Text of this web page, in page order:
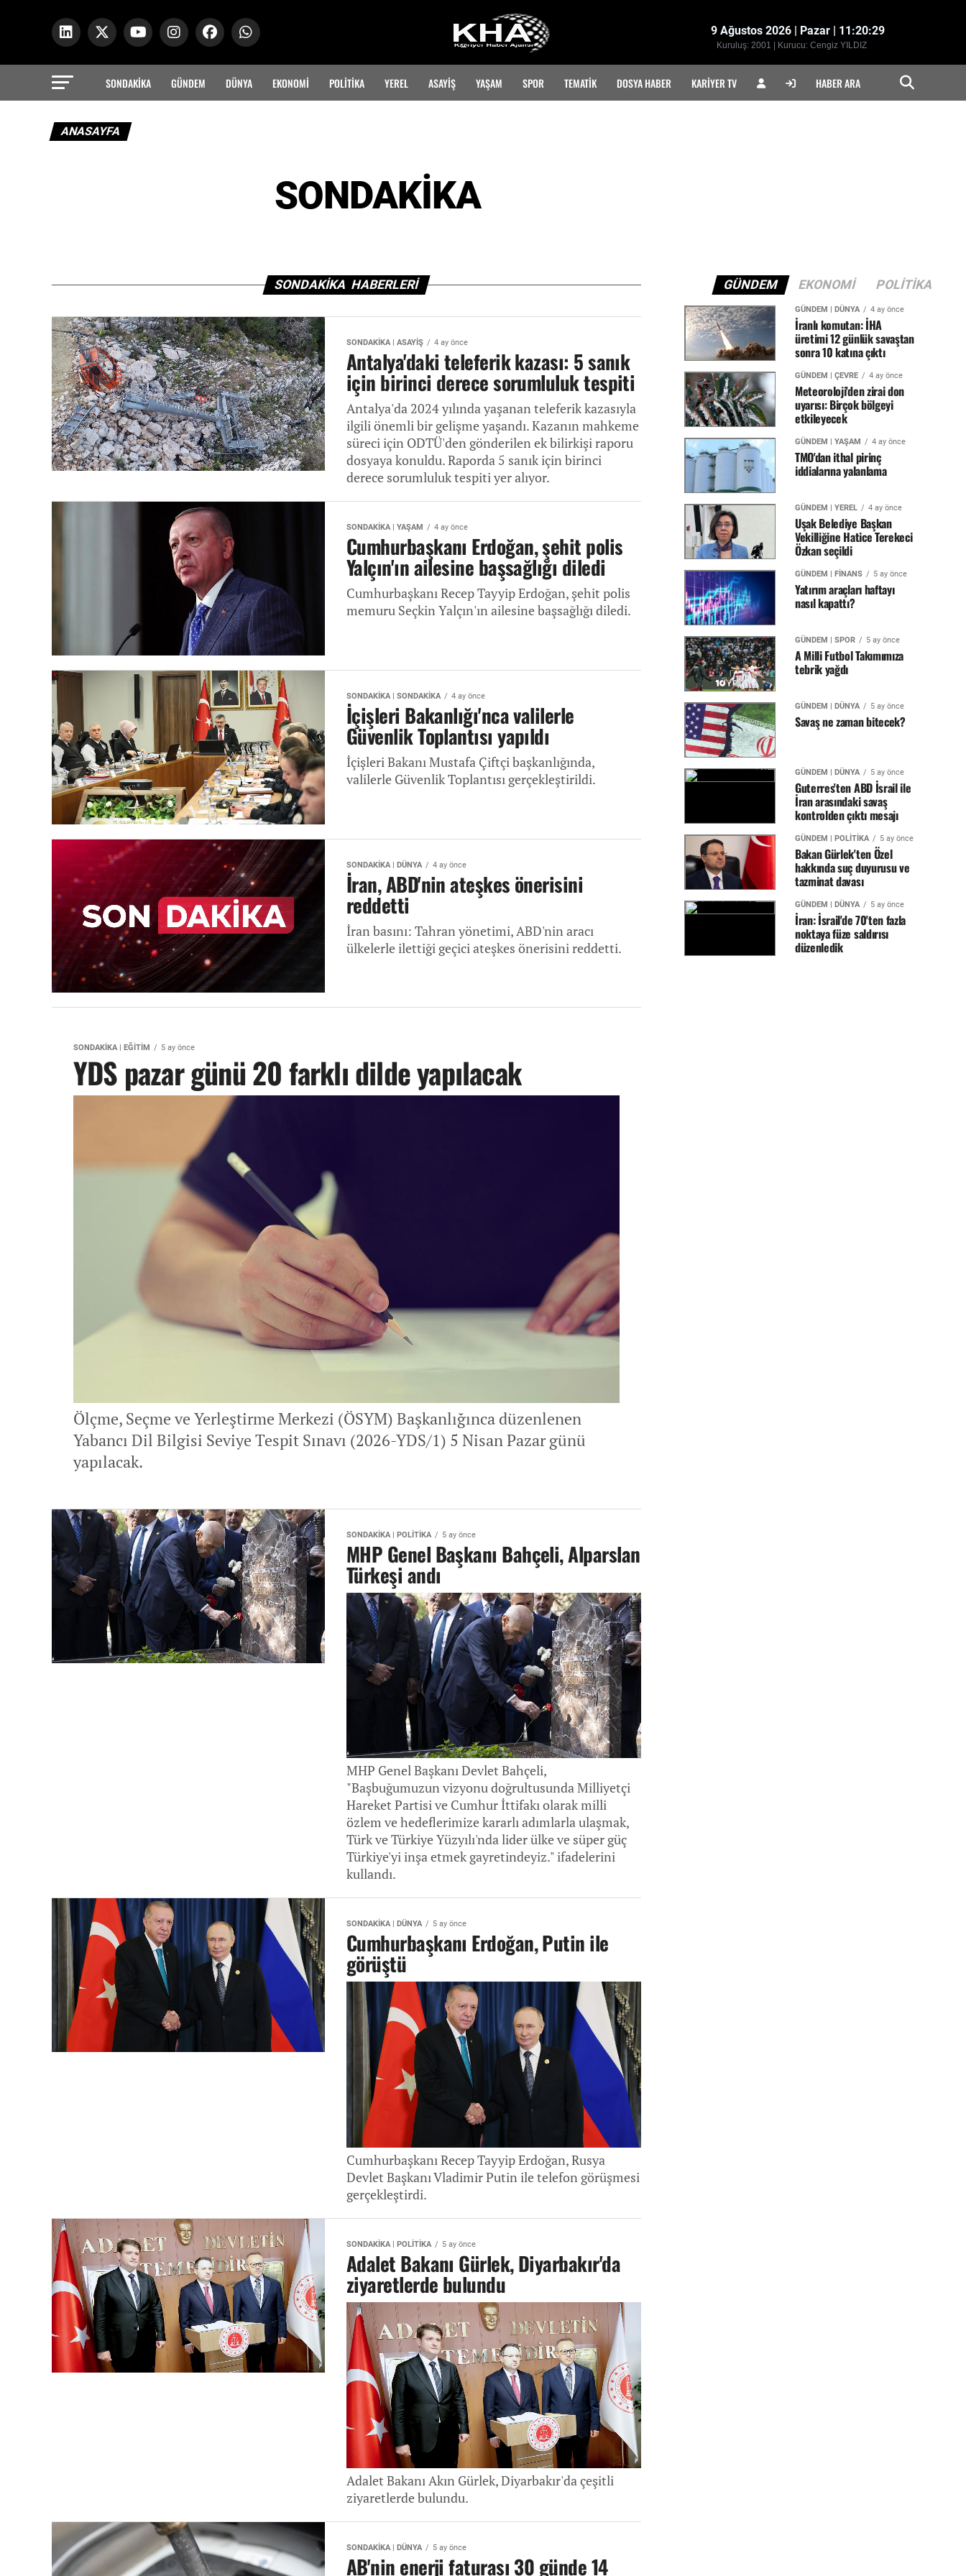
9 Ağustos 2026 | Pazar | 11:20:31
Kuruluş: 2001 | Kurucu: Cengiz YILDIZ
SONDAKİKA GÜNDEM DÜNYA EKONOMİ POLİTİKA YEREL ASAYİŞ YAŞAM SPOR TEMATIK DOSYA HABER KARIYER TV HABER ARA
ANASAYFA
SONDAKİKA
SONDAKİKA HABERLERİ
SONDAKİKA | ASAYİŞ 4 ay önce
Antalya'daki teleferik kazası: 5 sanık
için birinci derece sorumluluk tespiti
Antalya'da 2024 yılında yaşanan teleferik kazasıyla
ilgili önemli bir gelişme yaşandı. Kazanın mahkeme
süreci için ODTÜ'den gönderilen ek bilirkişi raporu
dosyaya konuldu. Raporda 5 sanık için birinci
derece sorumluluk tespiti yer alıyor.
SONDAKİKA | YAŞAM 4 ay önce
Cumhurbaşkanı Erdoğan, şehit polis
Yalçın'ın ailesine başsağlığı diledi
Cumhurbaşkanı Recep Tayyip Erdoğan, şehit polis
memuru Seçkin Yalçın'ın ailesine başsağlığı diledi.
SONDAKİKA | SONDAKİKA 4 ay önce
İçişleri Bakanlığı'nca valilerle
Güvenlik Toplantısı yapıldı
İçişleri Bakanı Mustafa Çiftçi başkanlığında,
valilerle Güvenlik Toplantısı gerçekleştirildi.
SONDAKİKA | DÜNYA 4 ay önce
İran, ABD'nin ateşkes önerisini
reddetti
İran basını: Tahran yönetimi, ABD'nin aracı
ülkelerle ilettiği geçici ateşkes önerisini reddetti.
SONDAKİKA | EĞİTİM 5 ay önce
YDS pazar günü 20 farklı dilde yapılacak
Ölçme, Seçme ve Yerleştirme Merkezi (ÖSYM) Başkanlığınca düzenlenen
Yabancı Dil Bilgisi Seviye Tespit Sınavı (2026-YDS/1) 5 Nisan Pazar günü
yapılacak.
SONDAKİKA | POLİTİKA 5 ay önce
MHP Genel Başkanı Bahçeli, Alparslan
Türkeşi andı
MHP Genel Başkanı Devlet Bahçeli,
"Başbuğumuzun vizyonu doğrultusunda Milliyetçi
Hareket Partisi ve Cumhur İttifakı olarak milli
özlem ve hedeflerimize kararlı adımlarla ulaşmak,
Türk ve Türkiye Yüzyılı'nda lider ülke ve süper güç
Türkiye'yi inşa etmek gayretindeyiz." ifadelerini
kullandı.
SONDAKİKA | DÜNYA 5 ay önce
Cumhurbaşkanı Erdoğan, Putin ile
görüştü
Cumhurbaşkanı Recep Tayyip Erdoğan, Rusya
Devlet Başkanı Vladimir Putin ile telefon görüşmesi
gerçekleştirdi.
SONDAKİKA | POLİTİKA 5 ay önce
Adalet Bakanı Gürlek, Diyarbakır'da
ziyaretlerde bulundu
Adalet Bakanı Akın Gürlek, Diyarbakır'da çeşitli
ziyaretlerde bulundu.
SONDAKİKA | DÜNYA 5 ay önce
AB'nin enerji faturası 30 günde 14
GÜNDEM EKONOMI POLITIKA
GÜNDEM | DÜNYA 4 ay önce
İranlı komutan: İHA
üretimi 12 günlük savaştan
sonra 10 katına çıktı
GÜNDEM | ÇEVRE 4 ay önce
Meteoroloji'den zirai don
uyarısı: Birçok bölgeyi
etkileyecek
GÜNDEM | YAŞAM 4 ay önce
TMO'dan ithal pirinç
iddialarına yalanlama
GÜNDEM | YEREL 4 ay önce
Uşak Belediye Başkan
Vekilliğine Hatice Terekeci
Özkan seçildi
GÜNDEM | FİNANS 5 ay önce
Yatırım araçları haftayı
nasıl kapattı?
GÜNDEM | SPOR 5 ay önce
A Milli Futbol Takımımıza
tebrik yağdı
GÜNDEM | DÜNYA 5 ay önce
Savaş ne zaman bitecek?
GÜNDEM | DÜNYA 5 ay önce
Guterres'ten ABD İsrail ile
İran arasındaki savaş
kontrolden çıktı mesajı
GÜNDEM | POLİTİKA 5 ay önce
Bakan Gürlek'ten Özel
hakkında suç duyurusu ve
tazminat davası
GÜNDEM | DÜNYA 5 ay önce
İran: İsrail'de 70'ten fazla
noktaya füze saldırısı
düzenledik